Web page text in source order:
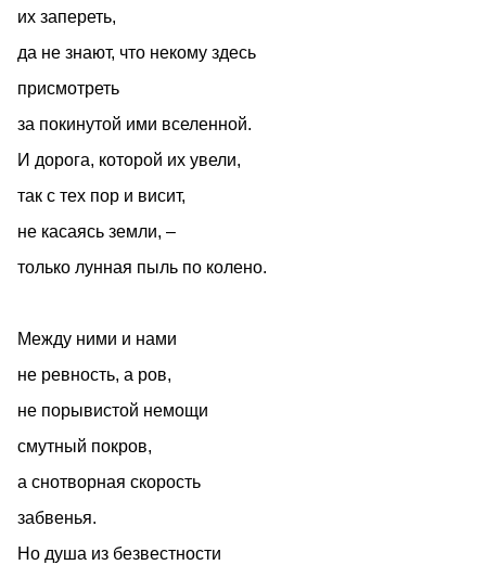
их запереть,
да не знают, что некому здесь
присмотреть
за покинутой ими вселенной.
И дорога, которой их увели,
так с тех пор и висит,
не касаясь земли, –
только лунная пыль по колено.
Между ними и нами
не ревность, а ров,
не порывистой немощи
смутный покров,
а снотворная скорость
забвенья.
Но душа из безвестности